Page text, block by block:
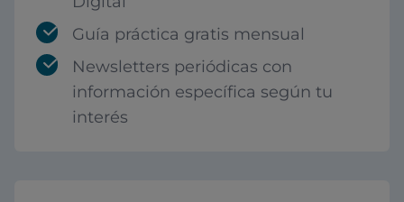
Guía práctica gratis mensual
Newsletters periódicas con
información específica según tu
interés